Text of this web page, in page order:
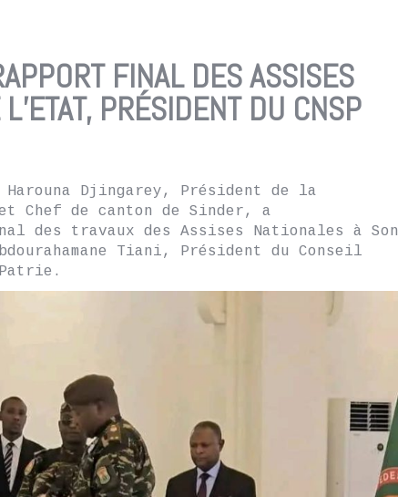
FINAL DES ASSISES
PRÉSIDENT DU CNSP
Harouna Djingarey, Président de la
Chef de canton de Sinder, a
des travaux des Assises Nationales à Son
Tiani, Président du Conseil